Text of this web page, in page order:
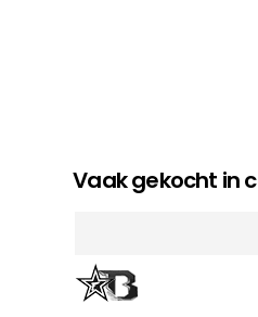
Vaak gekocht in